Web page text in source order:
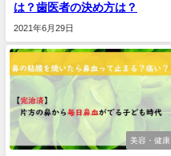
は？歯医者の決め方は？
2021年6月29日
美容・健康